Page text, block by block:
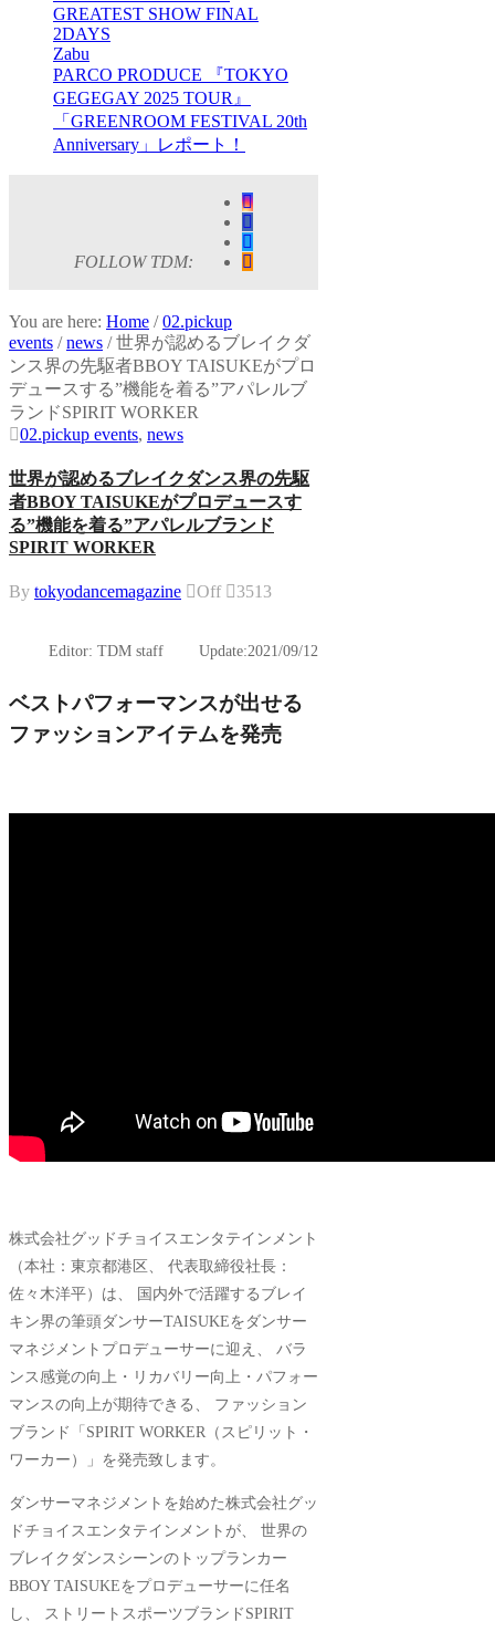
GREATEST SHOW FINAL
2DAYS
Zabu
PARCO PRODUCE 『TOKYO
GEGEGAY 2025 TOUR』
「GREENROOM FESTIVAL 20th
Anniversary」レポート！
FOLLOW TDM:
You are here: Home /02.pickup
events /news /世界が認めるブレイクダ
ンス界の先駆者BBOY TAISUKEがプロ
デュースする”機能を着る”アパレルブ
ランドSPIRIT WORKER
02.pickup events, news
世界が認めるブレイクダンス界の先駆
者BBOY TAISUKEがプロデュースす
る”機能を着る”アパレルブランド
SPIRIT WORKER
By tokyodancemagazine Off 3513
Editor: TDM staff Update:2021/09/12
ベストパフォーマンスが出せる
ファッションアイテムを発売
株式会社グッドチョイスエンタテインメント
（本社：東京都港区、 代表取締役社長：
佐々木洋平）は、 国内外で活躍するブレイ
キン界の筆頭ダンサーTAISUKEをダンサー
マネジメントプロデューサーに迎え、 バラ
ンス感覚の向上・リカバリー向上・パフォー
マンスの向上が期待できる、 ファッション
ブランド「SPIRIT WORKER（スピリット・
ワーカー）」を発売致します。
ダンサーマネジメントを始めた株式会社グッ
ドチョイスエンタテインメントが、 世界の
ブレイクダンスシーンのトップランカー
BBOY TAISUKEをプロデューサーに任名
し、 ストリートスポーツブランドSPIRIT